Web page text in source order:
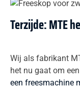
Terzijde: MTE
Wij als fabrikant
het nu gaat om een
een freesmachine